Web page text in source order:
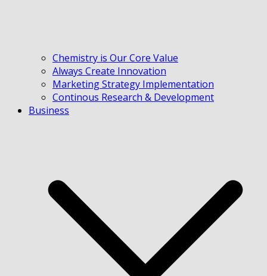
Chemistry is Our Core Value
Always Create Innovation
Marketing Strategy Implementation
Continous Research & Development
Business